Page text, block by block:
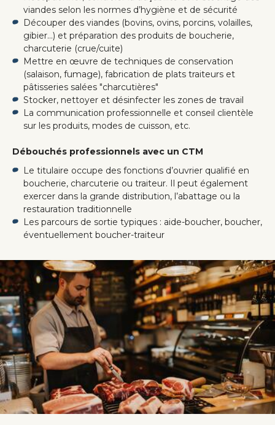
viandes selon les normes d’hygiène et de sécurité
Découper des viandes (bovins, ovins, porcins, volailles,
gibier…) et préparation des produits de boucherie,
charcuterie (crue/cuite)
Mettre en œuvre de techniques de conservation
(salaison, fumage), fabrication de plats traiteurs et
pâtisseries salées "charcutières"
Stocker, nettoyer et désinfecter les zones de travail
La communication professionnelle et conseil clientèle
sur les produits, modes de cuisson, etc.
Débouchés professionnels avec un CTM
Le titulaire occupe des fonctions d’ouvrier qualifié en
boucherie, charcuterie ou traiteur. Il peut également
exercer dans la grande distribution, l’abattage ou la
restauration traditionnelle
Les parcours de sortie typiques : aide-boucher, boucher,
éventuellement boucher-traiteur